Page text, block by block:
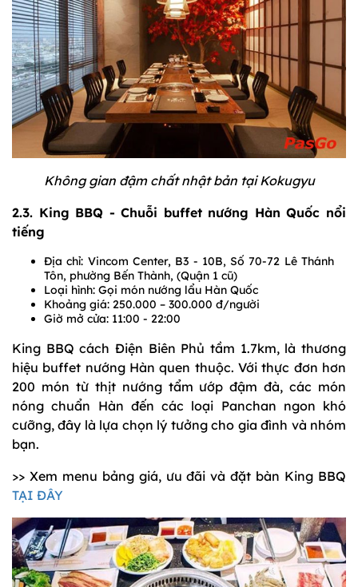
Không gian đậm chất nhật bản tại Kokugyu
2.3. King BBQ - Chuỗi buffet nướng Hàn Quốc nổi
tiếng
Địa chỉ: Vincom Center, B3 - 10B, Số 70-72 Lê Thánh
Tôn, phường Bến Thành, (Quận 1 cũ)
Loại hình: Gọi món nướng lẩu Hàn Quốc
Khoảng giá: 250.000 – 300.000 đ/người
Giờ mở cửa: 11:00 - 22:00
King BBQ cách Điện Biên Phủ tầm 1.7km, là thương
hiệu buffet nướng Hàn quen thuộc. Với thực đơn hơn
200 món từ thịt nướng tẩm ướp đậm đà, các món
nóng chuẩn Hàn đến các loại Panchan ngon khó
cưỡng, đây là lựa chọn lý tưởng cho gia đình và nhóm
bạn.
>> Xem menu bảng giá, ưu đãi và đặt bàn King BBQ
TẠI ĐÂY